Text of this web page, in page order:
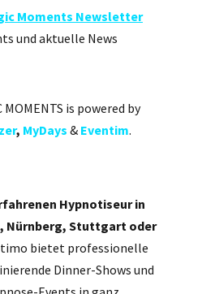
Moments Newsletter
und aktuelle News
MOMENTS is powered by
, MyDays & Eventim.
Hypnotiseur in
Nürnberg, Stuttgart oder
bietet professionelle
Dinner-Shows und